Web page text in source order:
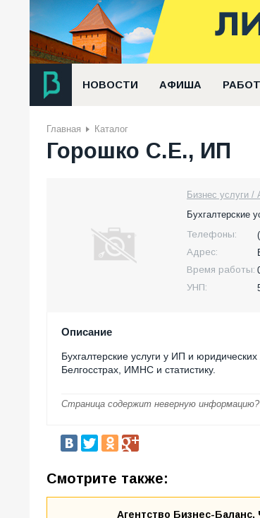
НОВОСТИ АФИША
Главная Каталог
Горошко С.Е., ИП
Бизнес услуги /
Бухгалтерские
Телефоны:
Адрес:
Время работы:
УНП:
Описание
Бухгалтерские услуги у ИП и
Белгосстрах, ИМНС и статистику.
Страница содержит неверную информацию?
Смотрите также:
Агентство Бизнес-Баланс,